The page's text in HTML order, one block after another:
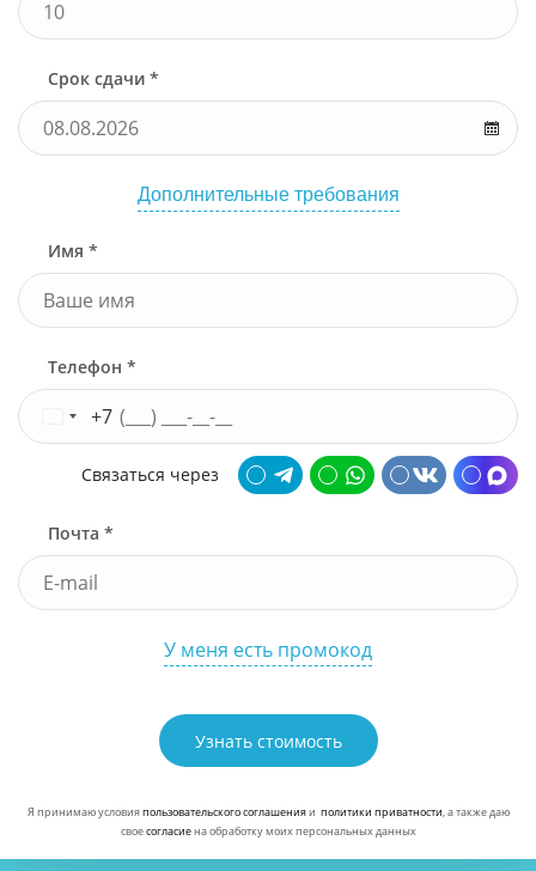
Срок сдачи *
Дополнительные требования
Имя *
Телефон *
+7
Связаться через
Почта *
У меня есть промокод
Узнать стоимость
Я принимаю условияпользовательского соглашенияи политики приватности, а также даю
своесогласиена обработку моих персональных данных